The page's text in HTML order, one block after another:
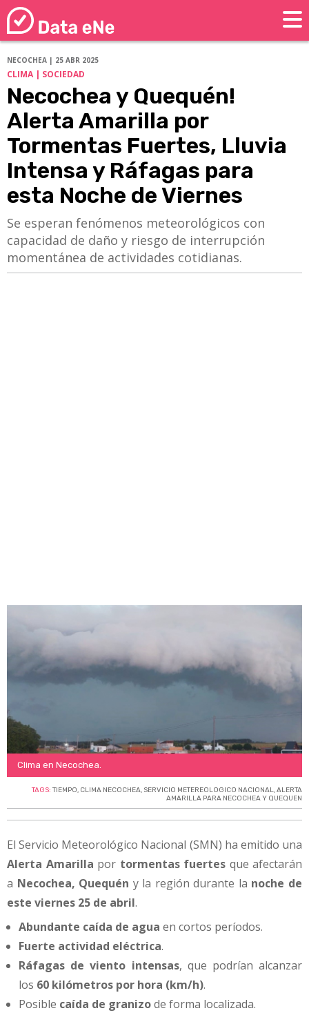
NECOCHEA | 25 ABR 2025
CLIMA | SOCIEDAD
Necochea y Quequén!
Alerta Amarilla por
Tormentas Fuertes, Lluvia
Intensa y Ráfagas para
esta Noche de Viernes
Se esperan fenómenos meteorológicos con
capacidad de daño y riesgo de interrupción
momentánea de actividades cotidianas.
Clima en Necochea.
TAGS: TIEMPO, CLIMA NECOCHEA, SERVICIO METEREOLOGICO NACIONAL,ALERTA
AMARILLA PARA NECOCHEA Y QUEQUEN
El Servicio Meteorológico Nacional (SMN) ha emitido una
Alerta Amarilla por tormentas fuertes que afectarán
a Necochea, Quequén y la región durante la noche de
este viernes 25 de abril.
Abundante caída de agua en cortos períodos.
Fuerte actividad eléctrica.
Ráfagas de viento intensas, que podrían alcanzar
los 60 kilómetros por hora (km/h).
Posible caída de granizode forma localizada.